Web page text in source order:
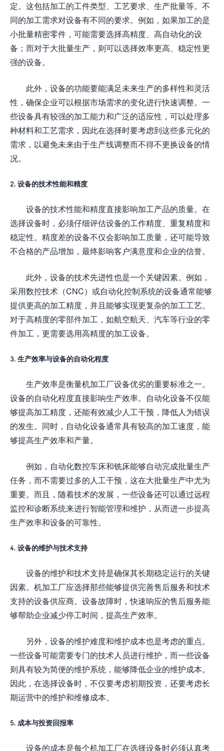
定。这包括加工的工件类型、工艺要求、生产批量等。不
同的加工需求对设备有不同的要求。例如，如果加工的是
小批量精密零件，可能需要选择高精度、高自动化的设
备；而对于大批量生产，则可以选择效率更高、稳定性更
强的设备。
此外，设备的功能要能满足未来生产的多样性和灵活
性，确保企业可以根据市场需求的变化进行快速调整。一
些设备具有较强的加工能力和广泛的适应性，可以处理多
种材料和工艺需求，因此在选择时要考虑到这些多元化的
需求，以避免未来由于生产线调整而不得不更换设备的情
况。
2. 设备的技术性能和精度
设备的技术性能和精度直接影响加工产品的质量。在
选择设备时，必须仔细评估设备的工作精度、重复精度和
稳定性。精度差的设备不仅会影响加工质量，还可能导致
不合格的产品增加，最终影响客户满意度和企业的信誉。
此外，设备的技术先进性也是一个关键因素。例如，
采用数控技术（CNC）或自动化控制系统的设备通常能够
提供更高的加工精度，并且能够实现更复杂的加工工艺。
对于高精度的零部件加工，如航空航天、汽车等行业的零
件加工，更需要选用高精度的加工设备。
3. 生产效率与设备的自动化程度
生产效率是衡量机加工厂设备优劣的重要标准之一。
设备的自动化程度直接影响生产效率。自动化设备不仅能
够提高加工精度，还能有效减少人工干预，降低人为错误
的发生。同时，自动化设备通常具有较高的加工速度，能
够提高生产效率和产量。
例如，自动化数控车床和铣床能够自动完成批量生产
任务，而不需要过多的人工干预，这在大批量生产中尤为
重要。而且，随着技术的发展，一些设备还可以通过远程
监控和诊断系统来进行智能管理和维护，从而进一步提高
生产效率和设备的可靠性。
4. 设备的维护与技术支持
设备的维护和技术支持是确保其长期稳定运行的关键
因素。机加工厂应选择那些能够提供完善售后服务和技术
支持的设备供应商。设备故障时，快速响应的售后服务能
够帮助企业减少停工时间，提高生产效率。
另外，设备的维护难度和维护成本也是考虑的重点。
一些设备可能需要专门的技术人员进行维护，而一些设备
则具有较为简便的维护系统，能够降低企业的维护成本。
因此，在选择设备时，不仅要考虑初期投资，还要考虑长
期运营中的维护和维修成本。
5. 成本与投资回报率
设备的成本是每个机加工厂在选择设备时必须认真考